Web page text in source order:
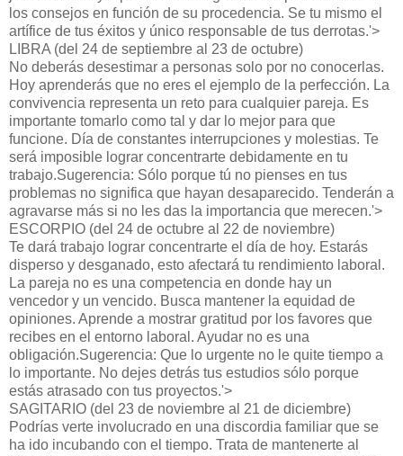
los consejos en función de su procedencia. Se tu mismo el
artífice de tus éxitos y único responsable de tus derrotas.'>
LIBRA (del 24 de septiembre al 23 de octubre)
No deberás desestimar a personas solo por no conocerlas.
Hoy aprenderás que no eres el ejemplo de la perfección. La
convivencia representa un reto para cualquier pareja. Es
importante tomarlo como tal y dar lo mejor para que
funcione. Día de constantes interrupciones y molestias. Te
será imposible lograr concentrarte debidamente en tu
trabajo.Sugerencia: Sólo porque tú no pienses en tus
problemas no significa que hayan desaparecido. Tenderán a
agravarse más si no les das la importancia que merecen.'>
ESCORPIO (del 24 de octubre al 22 de noviembre)
Te dará trabajo lograr concentrarte el día de hoy. Estarás
disperso y desganado, esto afectará tu rendimiento laboral.
La pareja no es una competencia en donde hay un
vencedor y un vencido. Busca mantener la equidad de
opiniones. Aprende a mostrar gratitud por los favores que
recibes en el entorno laboral. Ayudar no es una
obligación.Sugerencia: Que lo urgente no le quite tiempo a
lo importante. No dejes detrás tus estudios sólo porque
estás atrasado con tus proyectos.'>
SAGITARIO (del 23 de noviembre al 21 de diciembre)
Podrías verte involucrado en una discordia familiar que se
ha ido incubando con el tiempo. Trata de mantenerte al